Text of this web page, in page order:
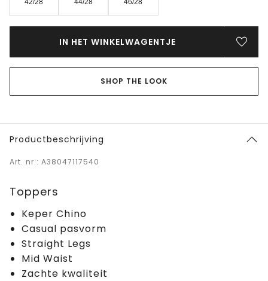
42/28 44/28 46/28
IN HET WINKELWAGENTJE
SHOP THE LOOK
Productbeschrijving
Art. nr.: A38047117540
Toppers
Keper Chino
Casual pasvorm
Straight Legs
Mid Waist
Zachte kwaliteit